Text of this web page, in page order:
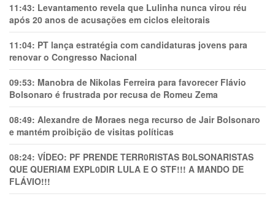
11:43: Levantamento revela que Lulinha nunca virou réu
após 20 anos de acusações em ciclos eleitorais
11:04: PT lança estratégia com candidaturas jovens para
renovar o Congresso Nacional
09:53: Manobra de Nikolas Ferreira para favorecer Flávio
Bolsonaro é frustrada por recusa de Romeu Zema
08:49: Alexandre de Moraes nega recurso de Jair Bolsonaro
e mantém proibição de visitas políticas
08:24: VÍDEO: PF PRENDE TERR0RlSTAS B0LSONARlSTAS
QUE QUERIAM EXPL0DlR LULA E O STF!!! A MANDO DE
FLÁVIO!!!